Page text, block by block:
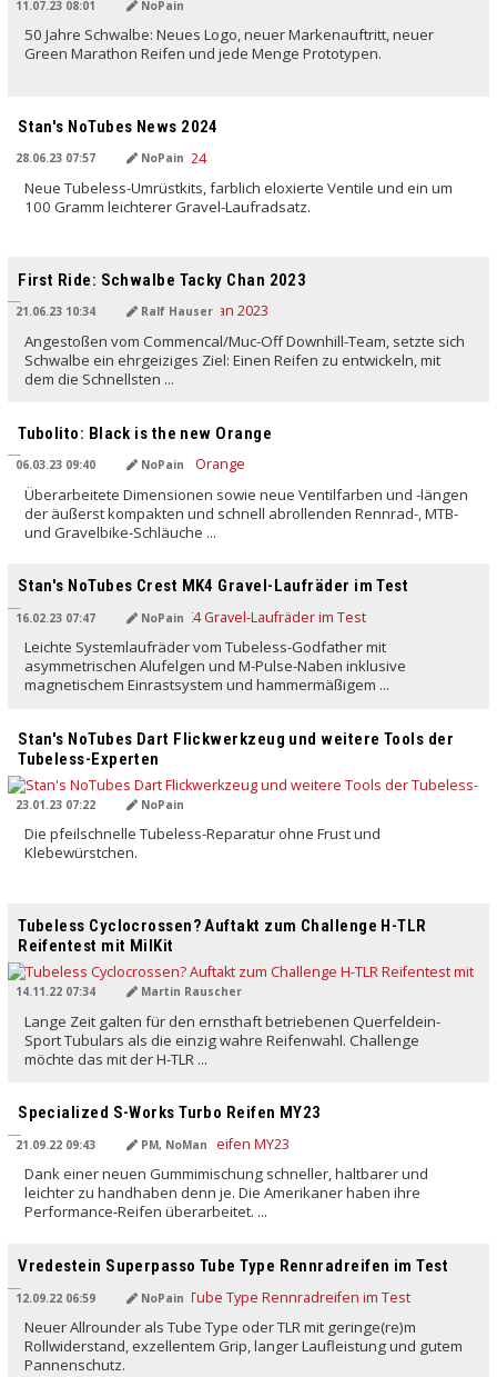
11.07.23 08:01 NoPain
50 Jahre Schwalbe: Neues Logo, neuer Markenauftritt, neuer
Green Marathon Reifen und jede Menge Prototypen.
Stan's NoTubes News 2024
28.06.23 07:57 NoPain
Neue Tubeless-Umrüstkits, farblich eloxierte Ventile und ein um
100 Gramm leichterer Gravel-Laufradsatz.
First Ride: Schwalbe Tacky Chan 2023
21.06.23 10:34 Ralf Hauser
Angestoßen vom Commencal/Muc-Off Downhill-Team, setzte sich
Schwalbe ein ehrgeiziges Ziel: Einen Reifen zu entwickeln, mit
dem die Schnellsten ...
Tubolito: Black is the new Orange
06.03.23 09:40 NoPain
Überarbeitete Dimensionen sowie neue Ventilfarben und -längen
der äußerst kompakten und schnell abrollenden Rennrad-, MTB-
und Gravelbike-Schläuche ...
Stan's NoTubes Crest MK4 Gravel-Laufräder im Test
16.02.23 07:47 NoPain
Leichte Systemlaufräder vom Tubeless-Godfather mit
asymmetrischen Alufelgen und M-Pulse-Naben inklusive
magnetischem Einrastsystem und hammermäßigem ...
Stan's NoTubes Dart Flickwerkzeug und weitere Tools der
Tubeless-Experten
23.01.23 07:22 NoPain
Die pfeilschnelle Tubeless-Reparatur ohne Frust und
Klebewürstchen.
Tubeless Cyclocrossen? Auftakt zum Challenge H-TLR
Reifentest mit MilKit
14.11.22 07:34 Martin Rauscher
Lange Zeit galten für den ernsthaft betriebenen Querfeldein-
Sport Tubulars als die einzig wahre Reifenwahl. Challenge
möchte das mit der H-TLR ...
Specialized S-Works Turbo Reifen MY23
21.09.22 09:43 PM, NoMan
Dank einer neuen Gummimischung schneller, haltbarer und
leichter zu handhaben denn je. Die Amerikaner haben ihre
Performance-Reifen überarbeitet. ...
Vredestein Superpasso Tube Type Rennradreifen im Test
12.09.22 06:59 NoPain
Neuer Allrounder als Tube Type oder TLR mit geringe(re)m
Rollwiderstand, exzellentem Grip, langer Laufleistung und gutem
Pannenschutz.